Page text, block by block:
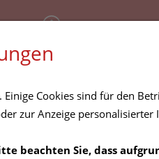
Cookies sind für den
zur Anzeige personalisierter
beachten Sie, dass